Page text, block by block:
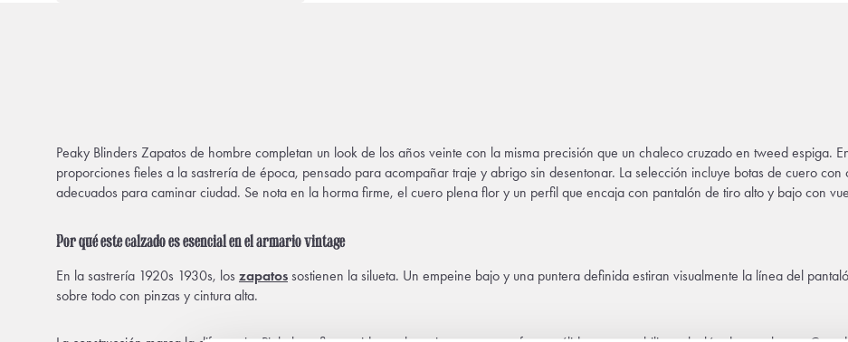
Peaky Blinders Zapatos de hombre completan un look de los años veinte con la misma precisión que un chaleco cruzado en tweed espiga.
proporciones fieles a la sastrería de época, pensado para acompañar traje y abrigo sin desentonar. La selección incluye botas de cuero
adecuados para caminar ciudad. Se nota en la horma firme, el cuero plena flor y un perfil que encaja con pantalón de tiro alto y bajo con
Por qué este calzado es esencial en el armario vintage
En la sastrería 1920s 1930s, los zapatos sostienen la silueta. Un empeine bajo y una puntera definida estiran visualmente la línea del
sobre todo con pinzas y cintura alta.